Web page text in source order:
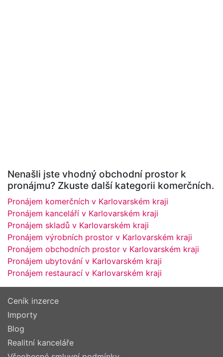
Nenašli jste vhodný obchodní prostor k
pronájmu? Zkuste další kategorii komerčních.
Pronájem komerčních v Karlovarském kraji
Pronájem kanceláří v Karlovarském kraji
Pronájem skladů v Karlovarském kraji
Pronájem výrobních prostor v Karlovarském kraji
Pronájem obchodních prostor v Karlovarském kraji
Pronájem ubytování v Karlovarském kraji
Pronájem restaurací v Karlovarském kraji
Ceník inzerce
Importy
Blog
Realitní kanceláře